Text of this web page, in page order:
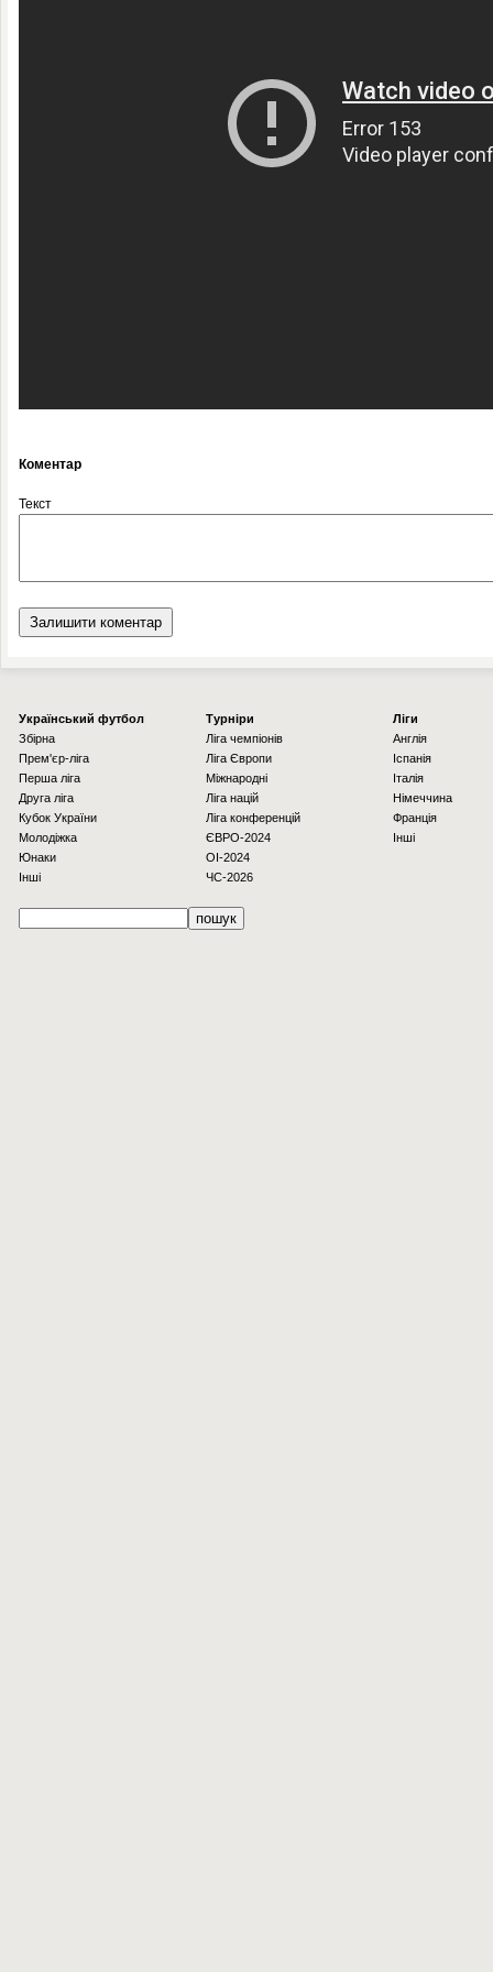
Коментар
Текст
Українcький футбол
Збірна
Прем'єр-ліга
Перша ліга
Друга ліга
Кубок України
Молодіжка
Юнаки
Інші
Турніри
Ліга чемпіонів
Ліга Європи
Міжнародні
Ліга націй
Ліга конференцій
ЄВРО-2024
OI-2024
ЧС-2026
Ліги
Англія
Іспанія
Італія
Німеччина
Франція
Інші